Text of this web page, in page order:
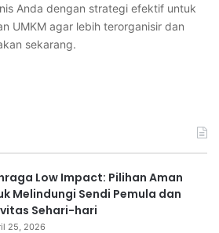
Anda dengan strategi efektif untuk
UMKM agar lebih terorganisir dan
sekarang.
Low Impact: Pilihan Aman
Melindungi Sendi Pemula dan
Sehari-hari
25, 2026